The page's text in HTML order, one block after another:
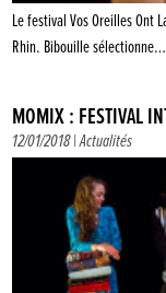
Le festival Vos Oreilles Ont
Rhin. Bibouille sélectionne…
MOMIX : FESTIVAL
12/01/2018 |Actualités